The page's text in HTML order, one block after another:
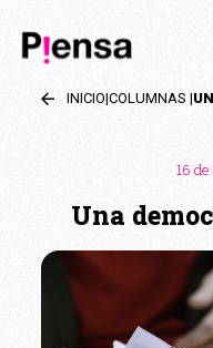
INICIO|COLUMNAS |
16
Una